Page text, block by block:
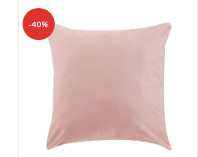
-40%